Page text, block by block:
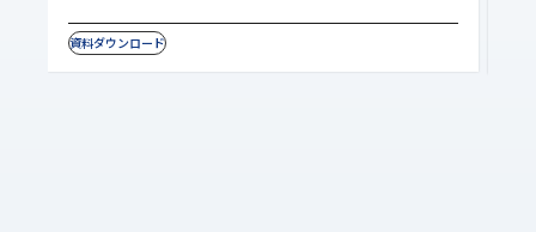
資料ダウンロード